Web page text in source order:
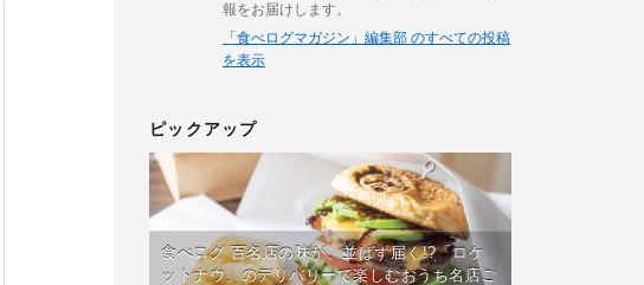
報をお届けします。
「食べログマガジン」編集部 のすべての投稿
を表示
ピックアップ
食べログ 百名店の味が、並ばず届く!?「ロケ
ットナウ」のデリバリーで楽しむおうち名店ご